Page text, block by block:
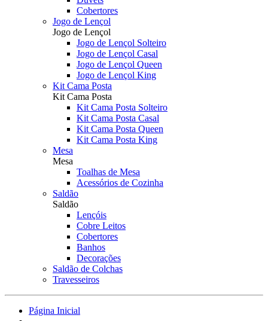
Cobertores
Jogo de Lençol
Jogo de Lençol
Jogo de Lençol Solteiro
Jogo de Lençol Casal
Jogo de Lençol Queen
Jogo de Lençol King
Kit Cama Posta
Kit Cama Posta
Kit Cama Posta Solteiro
Kit Cama Posta Casal
Kit Cama Posta Queen
Kit Cama Posta King
Mesa
Mesa
Toalhas de Mesa
Acessórios de Cozinha
Saldão
Saldão
Lençóis
Cobre Leitos
Cobertores
Banhos
Decorações
Saldão de Colchas
Travesseiros
Página Inicial